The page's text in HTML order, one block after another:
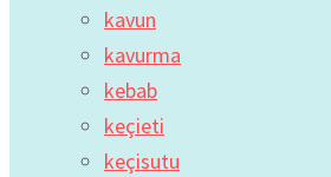
kavun
kavurma
kebab
keçieti
keçisutu